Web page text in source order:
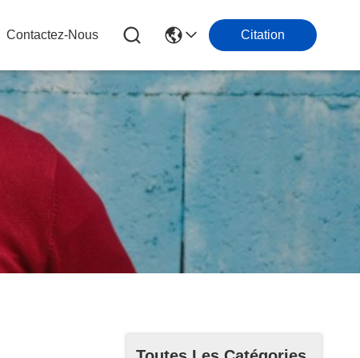
Contactez-Nous Citation